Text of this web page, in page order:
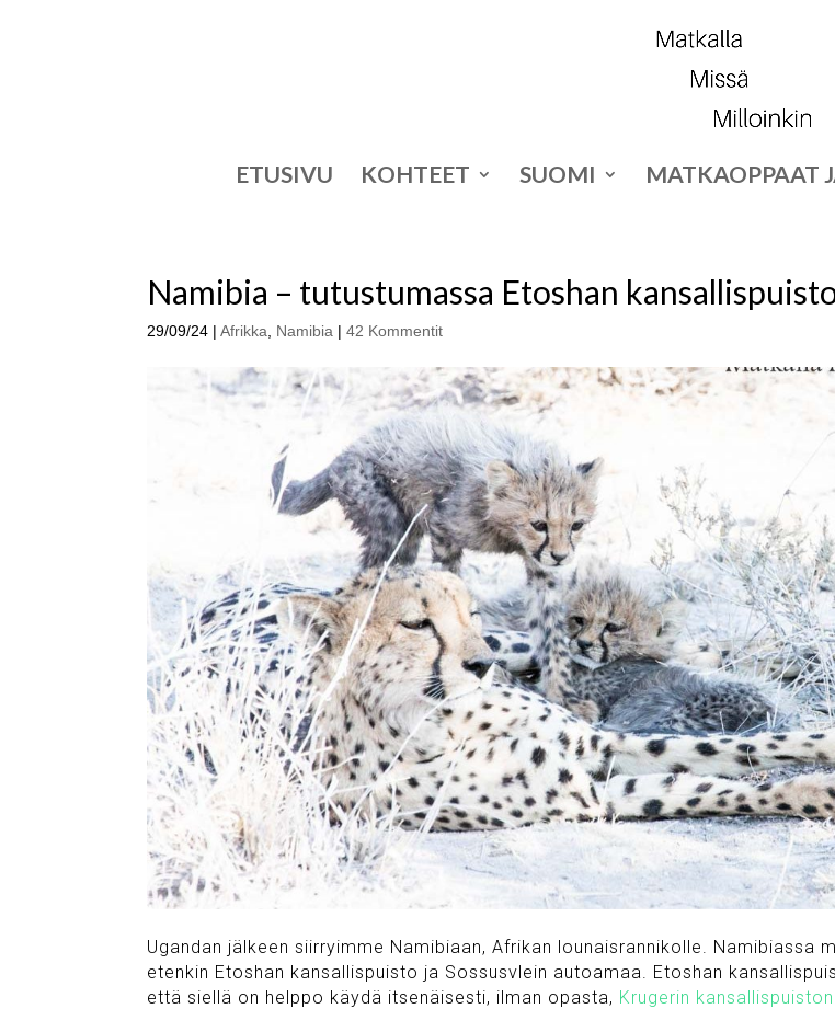
ETUSIVU KOHTEET SUOMI MATKAOPPAAT
Namibia – tutustumassa Etoshan
29/09/24 |Afrikka Namibia |42 Kommentit
Ugandan jälkeen siirryimme Namibiaan, Afrikan lounaisrannikolle. Namibiassa
etenkin Etoshan kansallispuisto ja Sossusvlein autoamaa. Etoshan
että siellä on helppo käydä itsenäisesti, ilman opasta, Krugerin kansallispuiston